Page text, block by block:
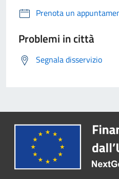
Prenota un
Problemi in città
Segnala disservizio